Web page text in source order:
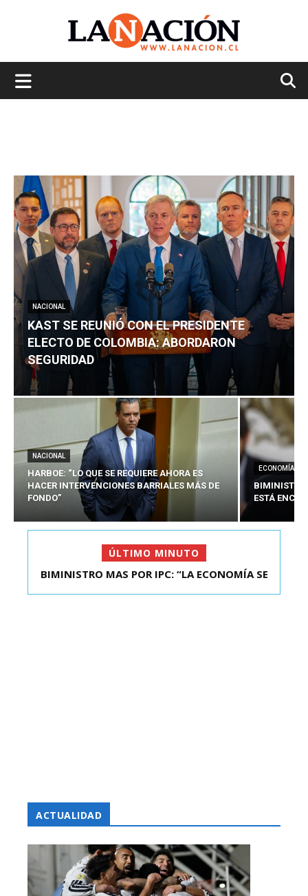
NACIONAL
KAST SE REUNIÓ CON EL PRESIDENTE
ELECTO DE COLOMBIA: ABORDARON
SEGURIDAD
NACIONAL
HARBOE: “LO QUE SE REQUIERE AHORA ES
HACER INTERVENCIONES BARRIALES MÁS DE
FONDO”
ECONOMÍA
BIMINISTRO
ESTÁ
ÚLTIMO MINUTO
KAST SE REUNIÓ CON EL PRESIDENTE ELECTO DE
BIMINISTRO MAS POR IPC: “LA ECONOMÍA SE
ACTUALIDAD